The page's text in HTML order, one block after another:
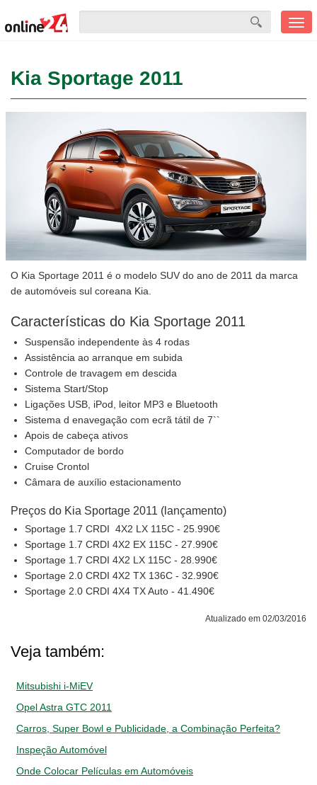
Kia Sportage 2011
O Kia Sportage 2011 é o modelo SUV do ano de 2011 da marca
de automóveis sul coreana Kia.
Características do Kia Sportage 2011
Suspensão independente às 4 rodas
Assistência ao arranque em subida
Controle de travagem em descida
Sistema Start/Stop
Ligações USB, iPod, leitor MP3 e Bluetooth
Sistema d enavegação com ecrã tátil de 7``
Apois de cabeça ativos
Computador de bordo
Cruise Crontol
Câmara de auxílio estacionamento
Preços do Kia Sportage 2011 (lançamento)
Sportage 1.7 CRDI 4X2 LX 115C - 25.990€
Sportage 1.7 CRDI 4X2 EX 115C - 27.990€
Sportage 1.7 CRDI 4X2 LX 115C - 28.990€
Sportage 2.0 CRDI 4X2 TX 136C - 32.990€
Sportage 2.0 CRDI 4X4 TX Auto - 41.490€
Atualizado em 02/03/2016
Veja também:
Mitsubishi i-MiEV
Opel Astra GTC 2011
Carros, Super Bowl e Publicidade, a Combinação Perfeita?
Inspeção Automóvel
Onde Colocar Películas em Automóveis